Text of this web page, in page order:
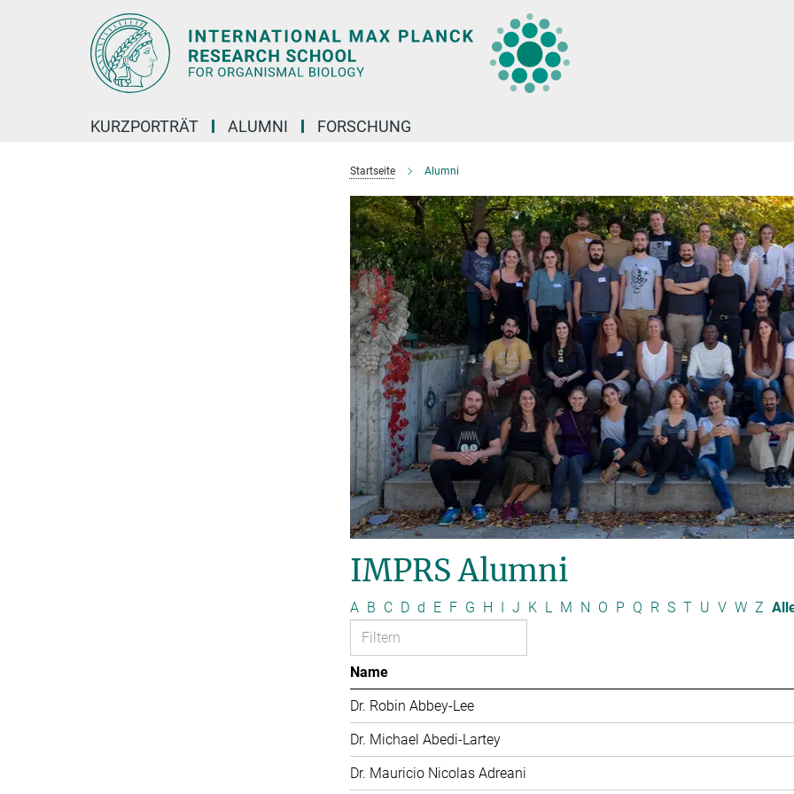
KURZPORTRÄT ALUMNI FORSCHUNG
Startseite Alumni
IMPRS Alumni
A B C D d E F G H I J K L M N O P Q R S T U V W Z
Name
Dr. Robin Abbey-Lee
Dr. Michael Abedi-Lartey
Dr. Mauricio Nicolas Adreani